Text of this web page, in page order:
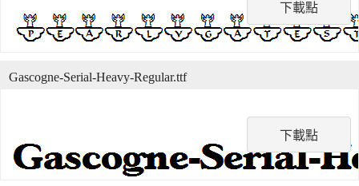
下載點
下載點
Gascogne-Serial-Heavy-Regular.ttf